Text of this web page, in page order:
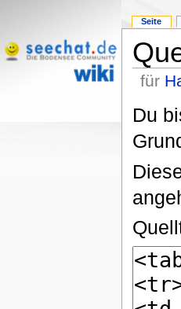
für
Du
Seite